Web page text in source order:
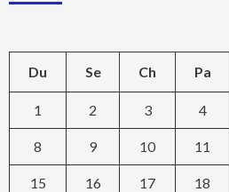
Du Se Ch Pa
1 2 3 4
8 9 10 11
15 16 17 18